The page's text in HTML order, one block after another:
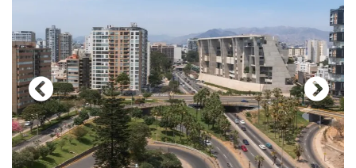
Previous Next